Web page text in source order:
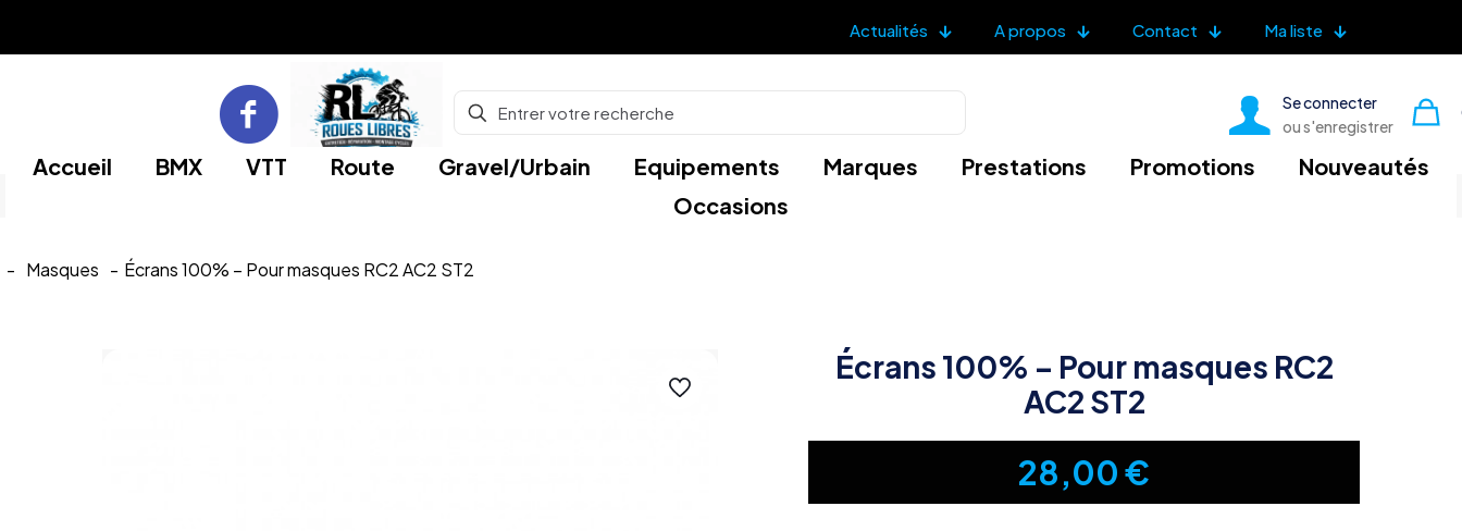
Actualités A propos Contact Ma liste
Se connecter
ou s'enregistrer
Accueil BMX VTT Route Gravel/Urbain Equipements Marques Prestations Promotions
Nouveautés
Occasions
- Masques - Écrans 100% – Pour masques RC2 AC2 ST2
Écrans 100% – Pour masques RC2
AC2 ST2
28,00€